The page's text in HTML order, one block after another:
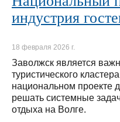
индустрия
18 февраля 2026 г.
Заволжск является
туристического
национальном проекте
решать системные
отдыха на Волге.